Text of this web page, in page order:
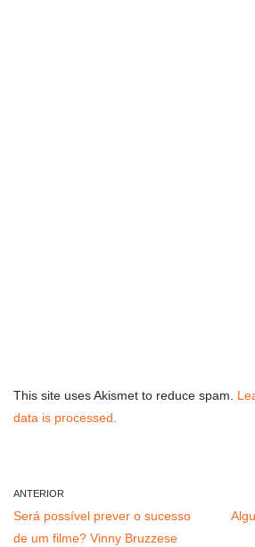
This site uses Akismet to reduce spam.
data is processed.
ANTERIOR
Será possível prever o sucesso
de um filme? Vinny Bruzzese